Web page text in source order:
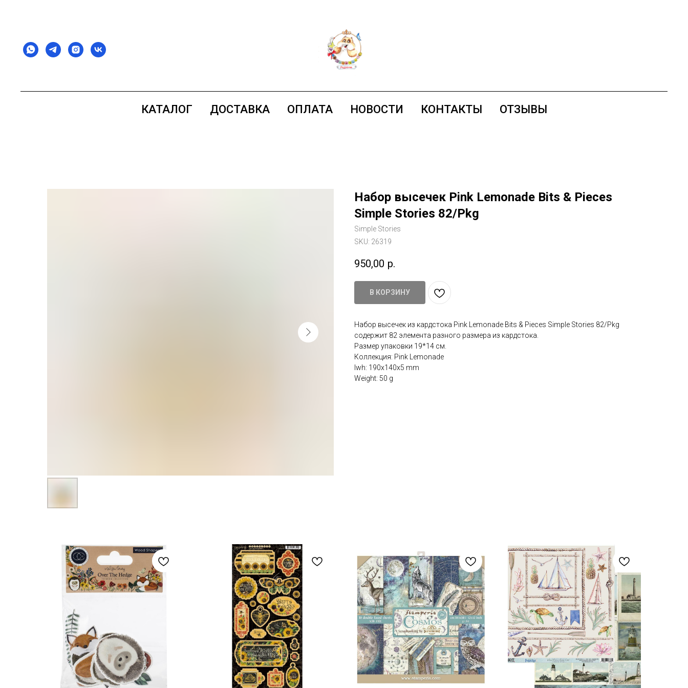
КАТАЛОГ ДОСТАВКА ОПЛАТА НОВОСТИ КОНТАКТЫ ОТЗЫВЫ
Набор высечек Pink Lemonade Bits & Pieces
Simple Stories 82/Pkg
Simple Stories
SKU: 26319
950,00 р.
В КОРЗИНУ
Набор высечек из кардстока Pink Lemonade Bits & Pieces Simple Stories 82/Pkg
содержит 82 элемента разного размера из кардстока.
Размер упаковки 19*14 см.
Коллекция: Pink Lemonade
lwh: 190x140x5 mm
Weight: 50 g